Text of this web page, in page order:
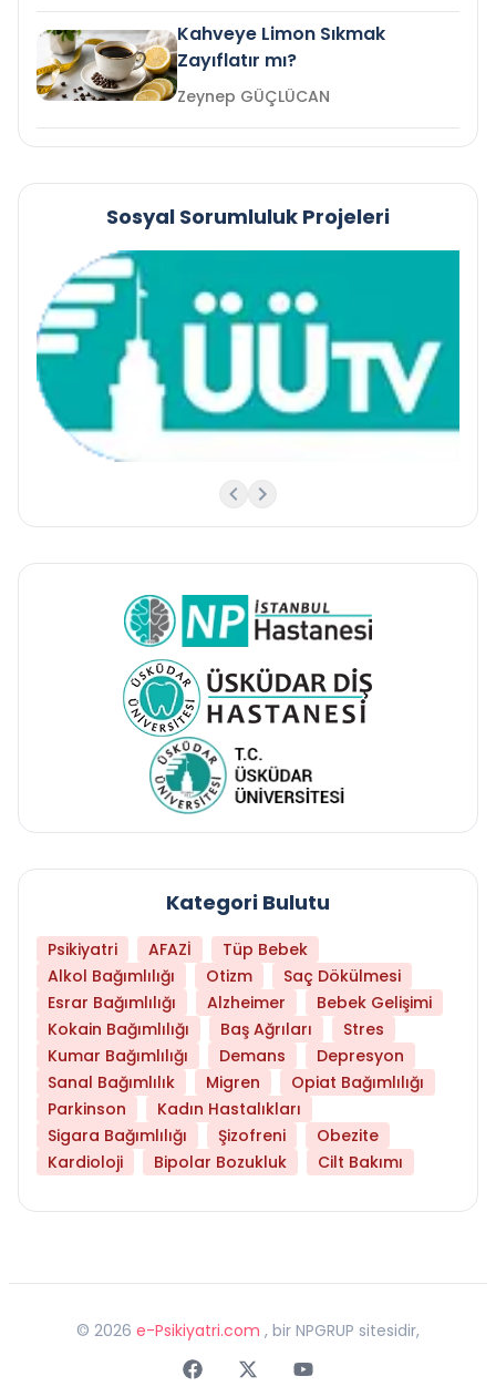
Kahveye Limon Sıkmak
Zayıflatır mı?
Zeynep GÜÇLÜCAN
Sosyal Sorumluluk Projeleri
Kategori Bulutu
Psikiyatri AFAZİ
Tüp Bebek
Alkol Bağımlılığı
Otizm
Saç Dökülmesi
Esrar Bağımlılığı
Alzheimer
Bebek Gelişimi
Kokain Bağımlılığı
Baş Ağrıları
Stres
Kumar Bağımlılığı
Demans
Depresyon
Sanal Bağımlılık
Migren
Opiat Bağımlılığı
Parkinson
Kadın Hastalıkları
Sigara Bağımlılığı
Şizofreni
Obezite
Kardioloji
Bipolar Bozukluk Cilt Bakımı
© 2026 e-Psikiyatri.com , bir NPGRUP sitesidir,